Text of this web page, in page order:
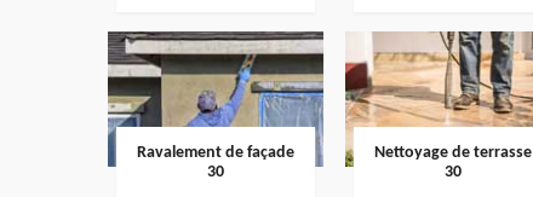
Ravalement de façade
30
Nettoyage de terrasse
30